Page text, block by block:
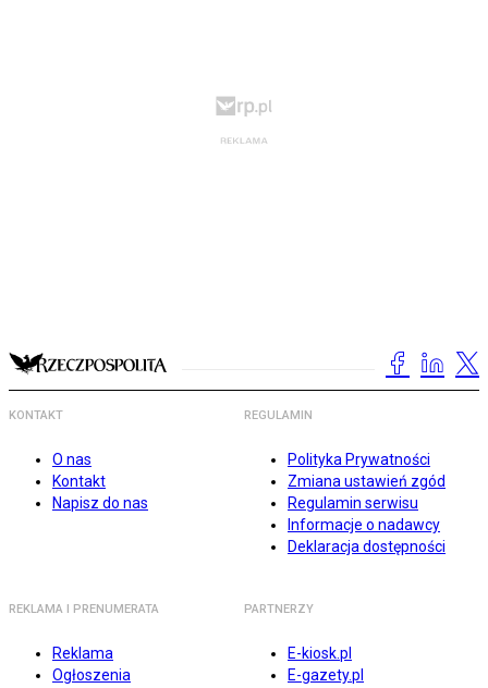
KONTAKT
O nas
Kontakt
Napisz do nas
REGULAMIN
Polityka Prywatności
Zmiana ustawień zgód
Regulamin serwisu
Informacje o nadawcy
Deklaracja dostępności
REKLAMA I PRENUMERATA
Reklama
Ogłoszenia
PARTNERZY
E-kiosk.pl
E-gazety.pl